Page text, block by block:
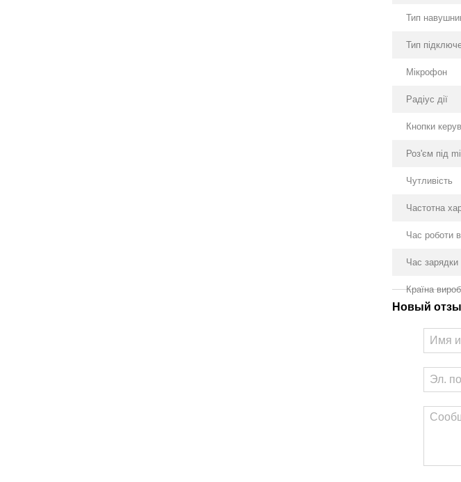
Тип
Тип
Мікрофон
Радіус дії
Кнопки
Роз'єм під
Чутливість
Частотна
Час роботи
Час зарядки
Країна
Новый